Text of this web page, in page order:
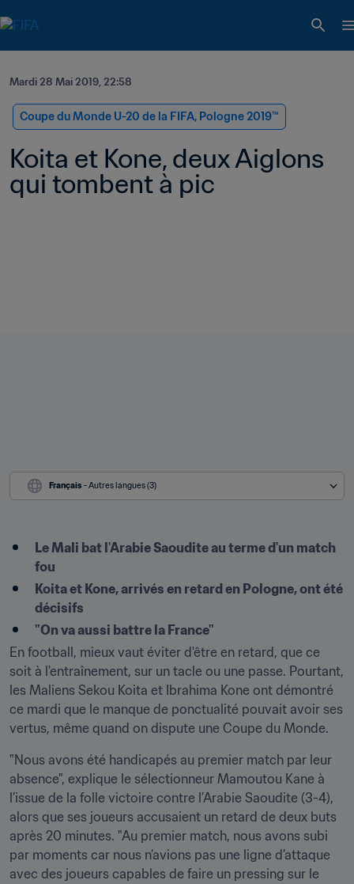
Mardi 28 Mai 2019, 22:58
Coupe du Monde U-20 de la FIFA, Pologne 2019™
Koita et Kone, deux Aiglons
qui tombent à pic
Français - Autres langues (3)
Le Mali bat l'Arabie Saoudite au terme d'un match
fou
Koita et Kone, arrivés en retard en Pologne, ont été
décisifs
"On va aussi battre la France"
En football, mieux vaut éviter d'être en retard, que ce
soit à l'entraînement, sur un tacle ou une passe. Pourtant,
les Maliens Sekou Koita et Ibrahima Kone ont démontré
ce mardi que le manque de ponctualité pouvait avoir ses
vertus, même quand on dispute une Coupe du Monde.
"Nous avons été handicapés au premier match par leur
absence", explique le sélectionneur Mamoutou Kane à
l’issue de la folle victoire contre l’Arabie Saoudite (3-4),
alors que ses joueurs accusaient un retard de deux buts
après 20 minutes. "Au premier match, nous avons subi
par moments car nous n’avions pas une ligne d’attaque
avec des joueurs capables de faire un pressing sur le